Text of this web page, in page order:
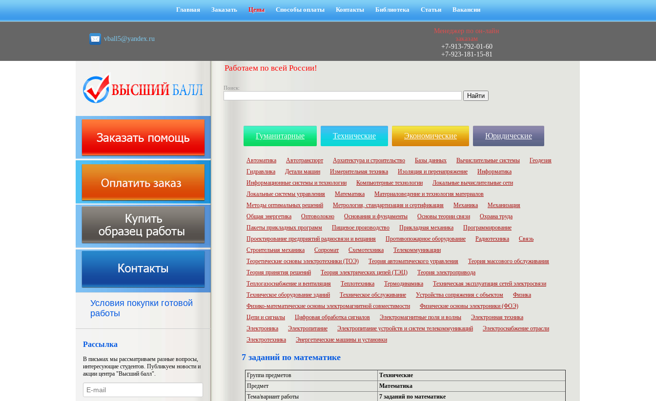
Главная Заказать Цены Способы оплаты Контакты Библиотека Статьи Вакансии
vball5@yandex.ru
Менеджер по он-лайн
заказам
+7-913-792-01-60
+7-923-181-15-81
Работаем по всей России!
Поиск:
Условия покупки готовой
работы
Рассылка
В письмах мы рассматриваем разные вопросы,
интересующие студентов. Публикуем новости и
акции центра "Высший балл".
Гуманитарные Технические Экономические Юридические
Автоматика Автотранспорт Архитектура и строительство Базы данных Вычислительные системы
Геодезия
Гидравлика
Детали машин Измерительная техника Изоляция и перенапряжение
Информатика
Информационные системы и технологии
Компьютерные технологии
Локальные вычислительные сети
Локальные системы управления
Математика
Материаловедение и технология материалов
Методы оптимальных решений
Метрология, стандартизация и сертификация Механика
Механизация
Общая энергетика
Оптоволокно Основания и фундаменты Основы теории связи
Охрана труда
Пакеты прикладных программ
Пищевое производство Прикладная механика
Программирование
Проектирование предприятий радиосвязи и вещания
Противопожарное оборудование Радиотехника
Связь
Строительная механика
Сопромат Схемотехника
Телекоммуникации
Теоретические основы электротехники (ТОЭ)
Теория автоматического управления
Теория массового обслуживания
Теория принятия решений
Теория электрических цепей (ТЭЦ)
Теория электропривода
Теплогазоснабжение и вентиляция
Теплотехника Термодинамика
Техническая эксплуатация сетей электросвязи
Техническое оборудование зданий
Техническое обслуживание Устройства сопряжения с объектом
Физика
Физико-математические основы электромагнитной совместимости
Физические основы электроники (ФОЭ)
Цепи и сигналы
Цифровая обработка сигналов Электромагнитные поля и волны
Электронная техника
Электроника
Электропитание Электропитание устройств и систем телекоммуникаций
Электроснабжение отрасли
Электротехника
Энергетические машины и установки
7 заданий по математике
Группа предметов
Технические
Предмет
Математика
Тема/вариант работы
7 заданий по математике